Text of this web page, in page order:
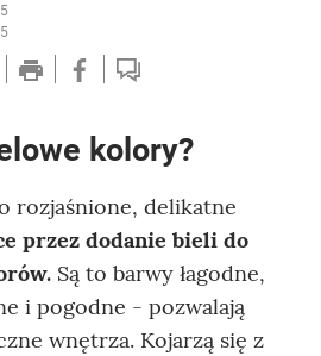
kolory?
rozjaśnione, delikatne
przez dodanie bieli do
Są to barwy łagodne,
i pogodne - pozwalają
wnętrza. Kojarzą się z